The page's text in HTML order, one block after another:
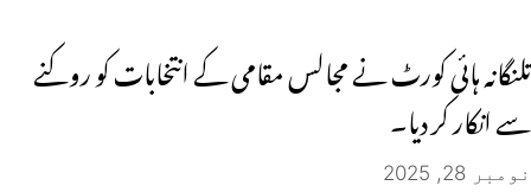
تلنگانہ ہائی کورٹ نے مجالس مقامی کے انتخابات کو روکنے
سے انکار کر دیا۔
نومبر 28, 2025